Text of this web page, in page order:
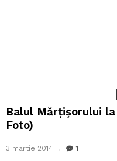
Balul Mărțișorului
Foto)
3 martie 2014 1